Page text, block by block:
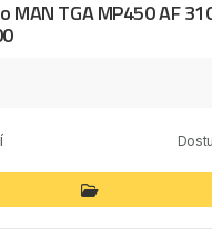
MAN TGA MP450 AF